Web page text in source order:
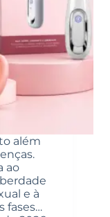
além
ao
e à
fases…